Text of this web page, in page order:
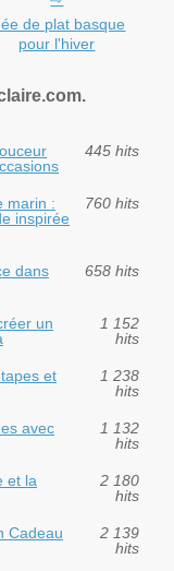
de plat basque
pour l'hiver
445 hits
marin :
inspirée
760 hits
dans
658 hits
un
1 152
hits
et
1 238
hits
avec
1 132
hits
et la
2 180
hits
Cadeau
2 139
hits